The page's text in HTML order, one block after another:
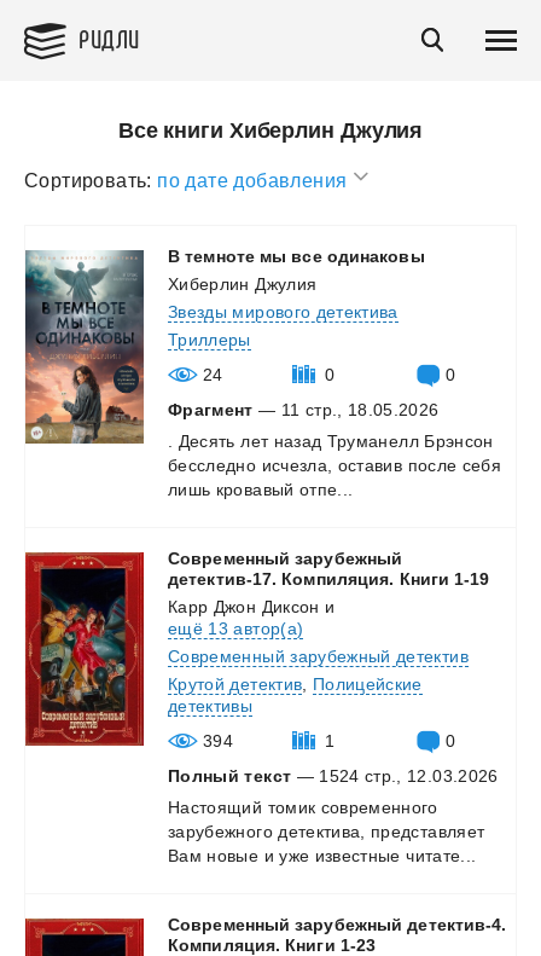
РИДЛИ
Все книги Хиберлин Джулия
Сортировать: по дате добавления
В темноте мы все одинаковы
Хиберлин Джулия
Звезды мирового детектива
Триллеры
24
0
0
Фрагмент — 11 стр., 18.05.2026
Десять лет назад Труманелл Брэнсон
бесследно исчезла, оставив после себя
лишь кровавый отпе...
Современный зарубежный
детектив-17. Компиляция. Книги 1-19
Карр Джон Диксон и
ещё 13 автор(а)
Современный зарубежный детектив
Крутой детектив
Полицейские
детективы
394
1
0
Полный текст — 1524 стр., 12.03.2026
Настоящий томик современного
зарубежного детектива,
представляет
Вам новые и уже известные читате...
Современный зарубежный детектив-4.
Компиляция. Книги 1-23